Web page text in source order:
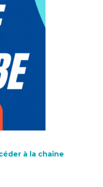
à la chaîne